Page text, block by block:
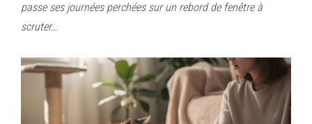
passe ses journées perchées sur un rebord de fenêtre à
scruter…